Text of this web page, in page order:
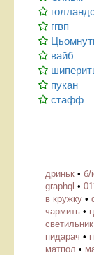
ггвп
вайб
пукан
стафф
дриньк • б/
graphql •
в кружку •
чармить •
светильник
пидарач •
матпол •